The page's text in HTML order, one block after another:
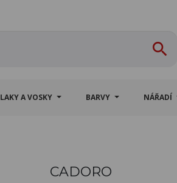

LAKY A VOSKY BARVY NÁŘADÍ
CADORO